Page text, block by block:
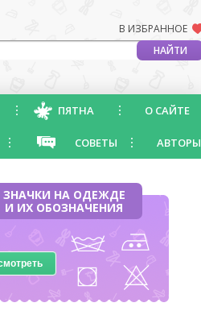
В ИЗБРАННОЕ
ПЯТНА О САЙТЕ
СОВЕТЫ АВТОРЫ
ЗНАЧКИ НА ОДЕЖДЕ
И ИХ ОБОЗНАЧЕНИЯ